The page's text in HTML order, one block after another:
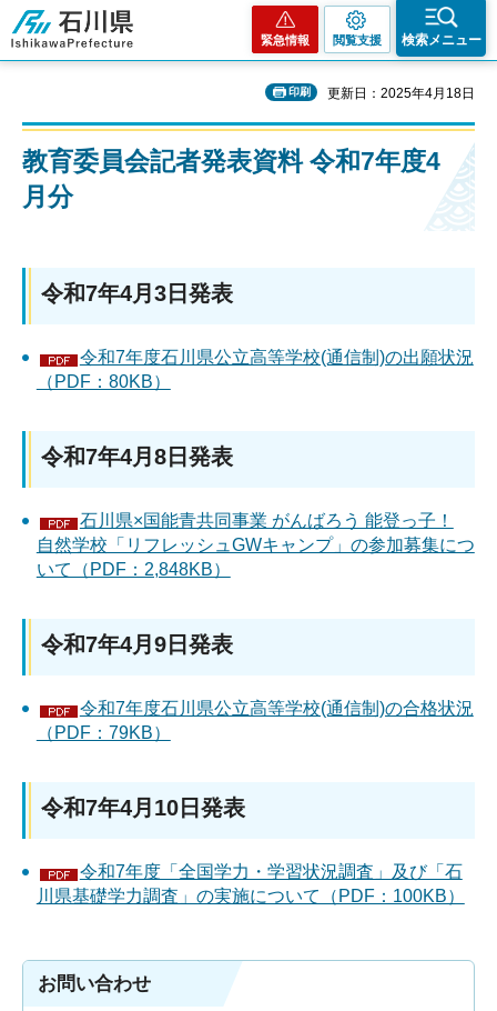
石川県
緊急情報 閲覧支援 検索メニュー
印刷 更新日：2025年4月18日
教育委員会記者発表資料 令和7年度4
月分
令和7年4月3日発表
令和7年度石川県公立高等学校(通信制)の出願状況
（PDF：80KB）
令和7年4月8日発表
石川県×国能青共同事業 がんばろう 能登っ子！
自然学校「リフレッシュGWキャンプ」の参加募集につ
いて（PDF：2,848KB）
令和7年4月9日発表
令和7年度石川県公立高等学校(通信制)の合格状況
（PDF：79KB）
令和7年4月10日発表
令和7年度「全国学力・学習状況調査」及び「石
川県基礎学力調査」の実施について（PDF：100KB）
お問い合わせ